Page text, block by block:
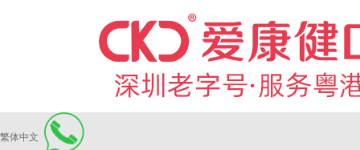
繁体中文